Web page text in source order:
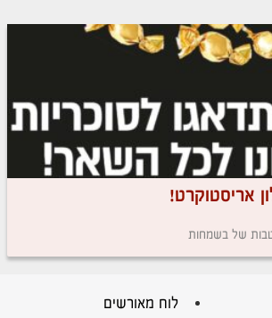
אריסטוקרט!
של בשמחות
לוח מאורשים